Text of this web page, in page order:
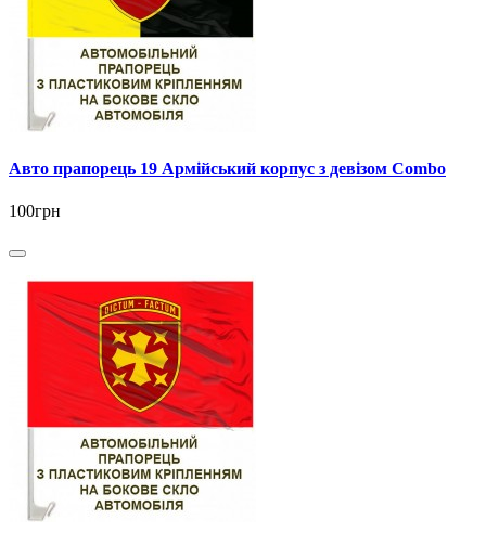
Авто прапорець 19 Армійський корпус з девізом Combo
100грн